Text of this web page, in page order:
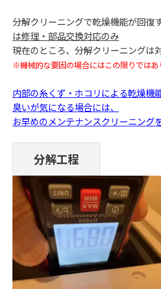
分解クリーニングで乾燥機能が回復
は修理・部品交換対応のみ
現在のところ、分解クリーニングは
※機械的な要因の場合にはこの限りではあ
内部の糸くず・ホコリによる乾燥機
臭いが気になる場合には、
お早めのメンテナンスクリーニング
分解工程